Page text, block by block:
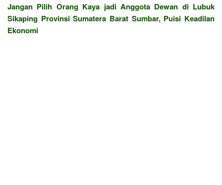
Jangan Pilih Orang Kaya jadi Anggota Dewan di Lubuk
Sikaping Provinsi Sumatera Barat Sumbar, Puisi Keadilan
Ekonomi